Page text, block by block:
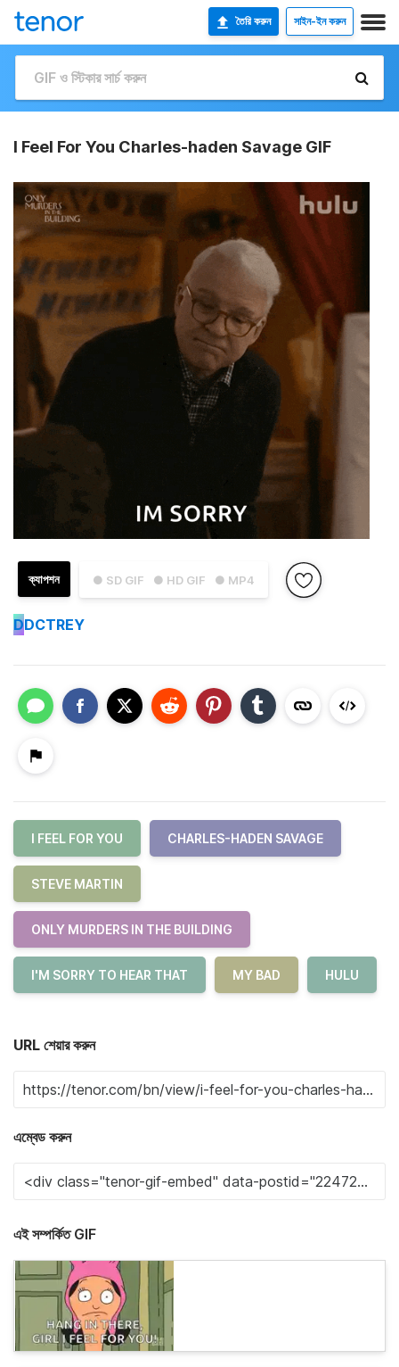
তৈরি করুন সাইন-ইন করুন
I Feel For You Charles-haden Savage GIF
● SD GIF ● HD GIF ● MP4
ক্যাপশন
DDCTREY
I FEEL FOR YOU CHARLES-HADEN SAVAGE
STEVE MARTIN
ONLY MURDERS IN THE BUILDING
I'M SORRY TO HEAR THAT MY BAD HULU
URL শেয়ার করুন
এম্বেড করুন
এই সম্পর্কিত GIF